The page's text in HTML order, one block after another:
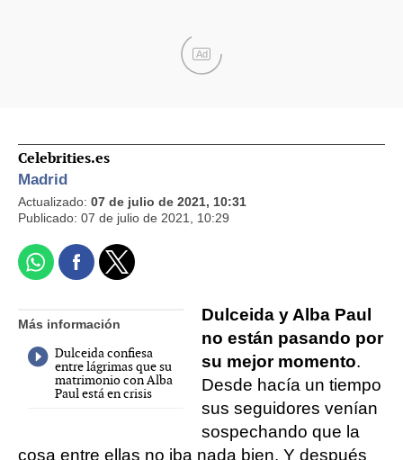
Ad
Celebrities.es
Madrid
Actualizado: 07 de julio de 2021, 10:31
Publicado: 07 de julio de 2021, 10:29
Más información
Dulceida confiesa
entre lágrimas que su
matrimonio con Alba
Paul está en crisis
Dulceida y Alba Paul
no están pasando por
su mejor momento.
Desde hacía un tiempo
sus seguidores venían
sospechando que la
cosa entre ellas no iba nada bien. Y después